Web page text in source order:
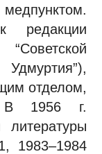
отделом,
В 1956 г.
1983–1984